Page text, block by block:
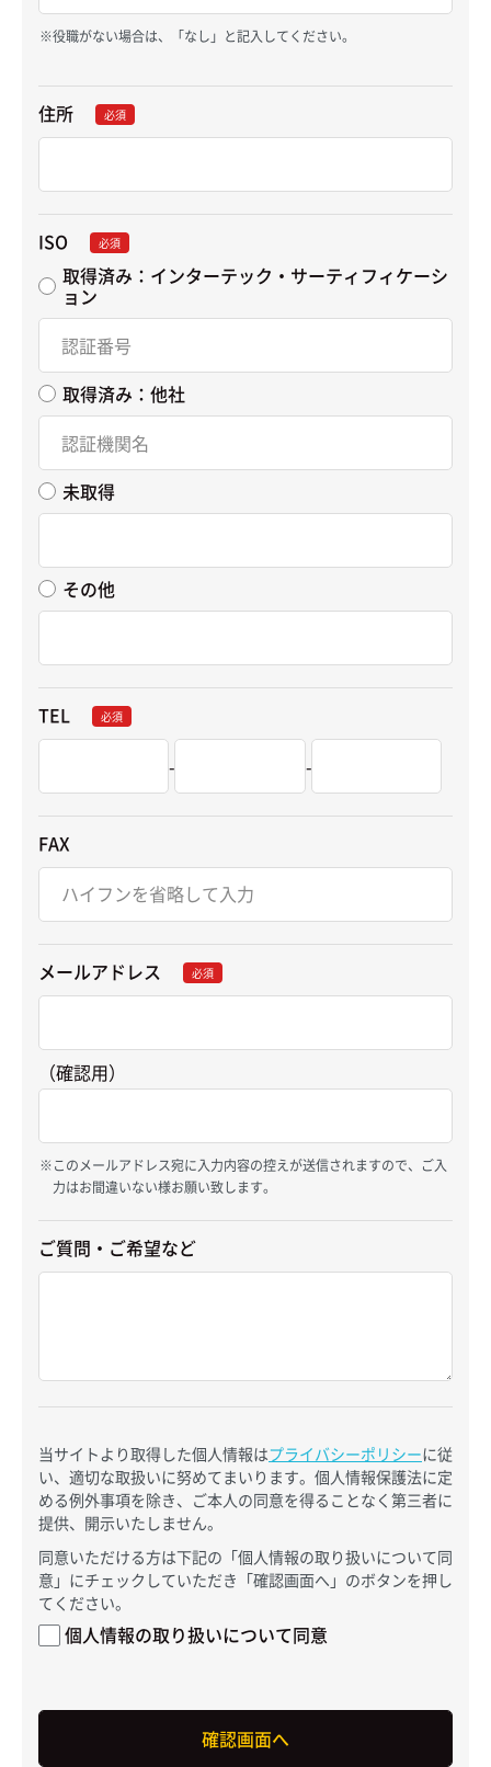
役職がない場合は、「なし」と記入してください。
住所 必須
ISO 必須
取得済み：インターテック・サーティフィケーシ
ョン
取得済み：他社
未取得
その他
TEL 必須
- -
FAX
メールアドレス 必須
（確認用）
このメールアドレス宛に入力内容の控えが送信されますので、ご入
力はお間違いない様お願い致します。
ご質問・ご希望など
当サイトより取得した個人情報はプライバシーポリシーに従
い、適切な取扱いに努めてまいります。個人情報保護法に定
める例外事項を除き、ご本人の同意を得ることなく第三者に
提供、開示いたしません。
同意いただける方は下記の「個人情報の取り扱いについて同
意」にチェックしていただき「確認画面へ」のボタンを押し
てください。
個人情報の取り扱いについて同意